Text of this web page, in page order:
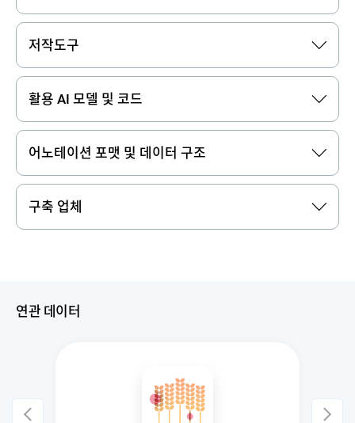
저작도구
활용 AI 모델 및 코드
어노테이션 포맷 및 데이터 구조
구축 업체
연관 데이터